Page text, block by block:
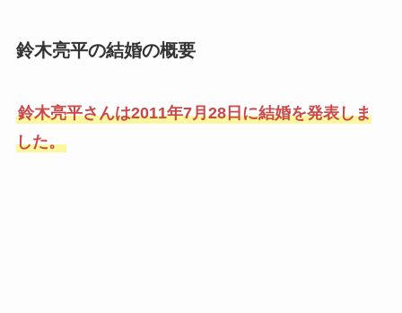
鈴木亮平の結婚の概要
鈴木亮平さんは2011年7月28日に結婚を発表しま
した。